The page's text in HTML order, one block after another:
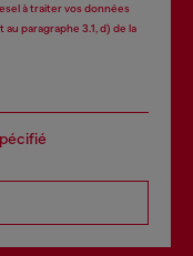
à traiter vos données
paragraphe 3.1, d) de la